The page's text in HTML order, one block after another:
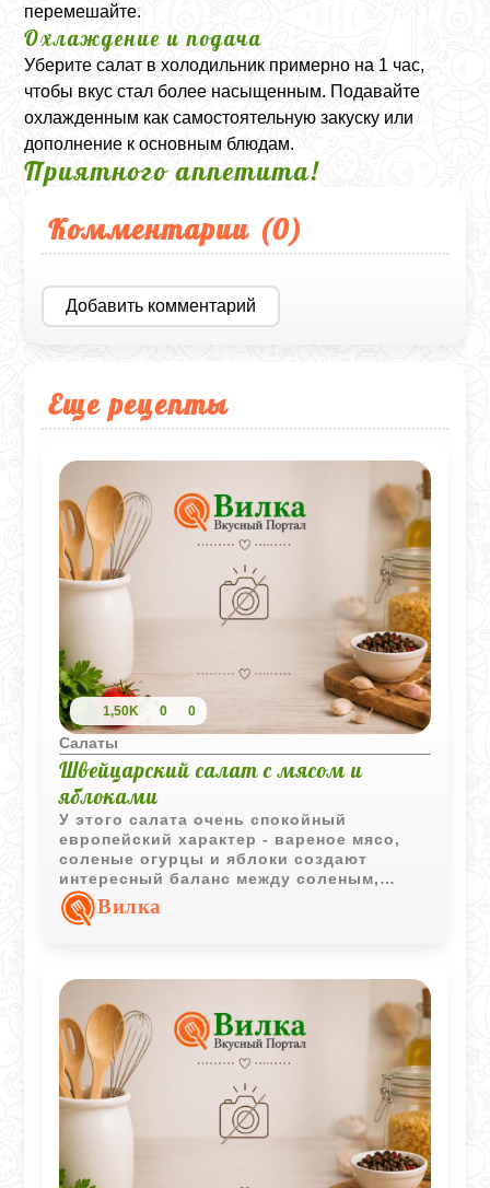
перемешайте.
Охлаждение и подача
Уберите салат в холодильник примерно на 1 час,
чтобы вкус стал более насыщенным. Подавайте
охлажденным как самостоятельную закуску или
дополнение к основным блюдам.
Приятного аппетита!
Комментарии (0)
Добавить комментарий
Еще рецепты
1,50K 0 0
Салаты
Швейцарский салат с мясом и
яблоками
У этого салата очень спокойный
европейский характер - вареное мясо,
соленые огурцы и яблоки создают
интересный баланс между соленым,
сладким и слегка острым вкусом.
Особенно хорошо здесь работает легкая
Вилка